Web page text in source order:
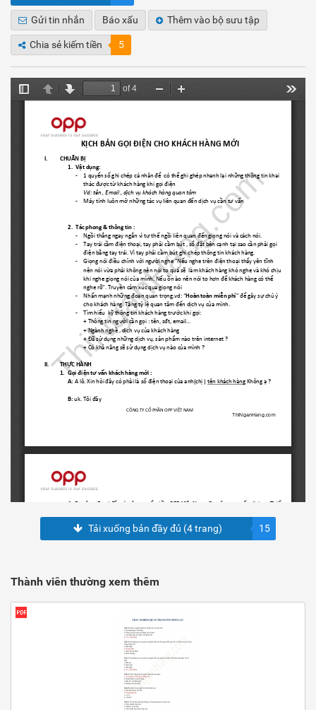
Gửi tin nhắn Báo xấu Thêm vào bộ sưu tập
Chia sẻ kiếm tiền 5
Tải xuống bản đầy đủ (4 trang) 15
Thành viên thường xem thêm